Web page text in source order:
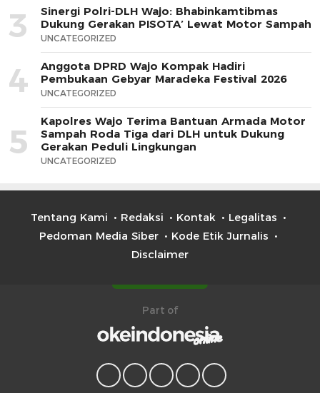
3
Sinergi Polri-DLH Wajo: Bhabinkamtibmas
Dukung Gerakan PISOTA’ Lewat Motor Sampah
UNCATEGORIZED
4
Anggota DPRD Wajo Kompak Hadiri
Pembukaan Gebyar Maradeka Festival 2026
UNCATEGORIZED
5
Kapolres Wajo Terima Bantuan Armada Motor
Sampah Roda Tiga dari DLH untuk Dukung
Gerakan Peduli Lingkungan
UNCATEGORIZED
Tentang Kami Redaksi Kontak
Legalitas
Pedoman Media Siber
Kode Etik Jurnalis
Disclaimer
Part of